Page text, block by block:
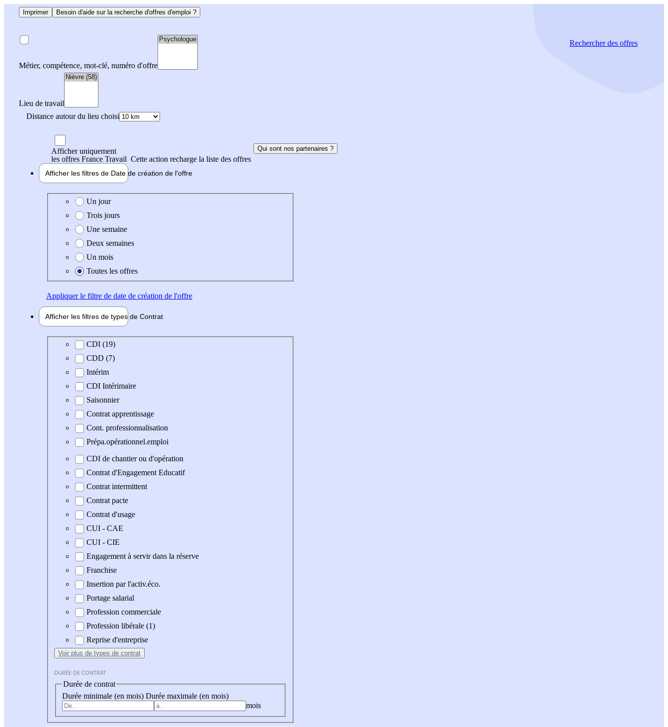
Imprimer Besoin d'aide sur la recherche d'offres d'emploi ?
Métier, compétence, mot-clé, numéro d'offre
Lieu de travail
Distance autour du lieu choisi
Rechercherdes offres
Afficher uniquement
les offres France Travail Cette action recharge la liste des offres
Qui sont nos partenaires ?
Afficher les filtres de Date de création de l'offre
Date de création de l'offre
Un jour
Trois jours
Une semaine
Deux semaines
Un mois
Toutes les offres
Appliquerle filtre de date de création de l'offre
Afficher les filtres de types de Contrat
Type de contratCDI (19)
CDD (7)
Intérim
CDI Intérimaire
Saisonnier
Contrat apprentissage
Cont. professionnalisation
Prépa.opérationnel.emploi
CDI de chantier ou d'opération
Contrat d'Engagement Educatif
Contrat intermittent
Contrat pacte
Contrat d'usage
CUI - CAE
CUI - CIE
Engagement à servir dans la réserve
Franchise
Insertion par l'activ.éco.
Portage salarial
Profession commerciale
Profession libérale (1)
Reprise d'entreprise
Voir plus de types de contrat
DURÉE DE CONTRAT
Durée de contrat
Durée minimale (en mois) Durée maximale (en mois)
mois